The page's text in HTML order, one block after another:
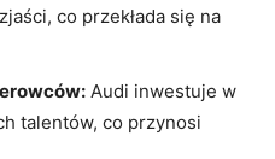
co przekłada się na
Audi inwestuje w
talentów, co przynosi